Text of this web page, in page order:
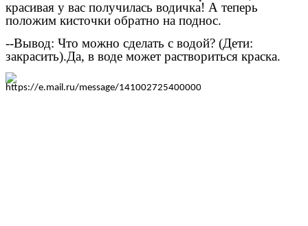
красивая у вас получилась водичка! А теперь
положим кисточки обратно на поднос.
--Вывод: Что можно сделать с водой? (Дети:
закрасить).Да, в воде может раствориться краска.